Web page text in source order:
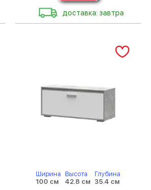
доставка: завтра
Ширина
100 см
Высота
42.8 см
Глубина
35.4 см